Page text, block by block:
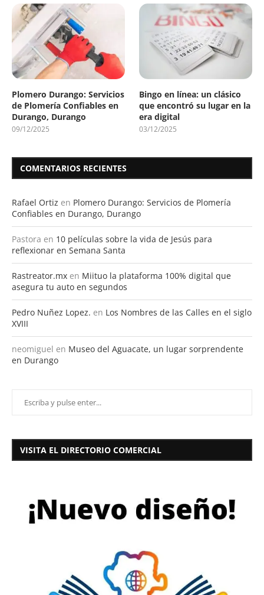
Plomero Durango: Servicios
de Plomería Confiables en
Durango, Durango
09/12/2025
Bingo en línea: un clásico
que encontró su lugar en la
era digital
03/12/2025
COMENTARIOS RECIENTES
Rafael Ortiz en Plomero Durango: Servicios de Plomería
Confiables en Durango, Durango
Pastora en 10 películas sobre la vida de Jesús para
reflexionar en Semana Santa
Rastreator.mx en Miituo la plataforma 100% digital que
asegura tu auto en segundos
Pedro Nuñez Lopez. en Los Nombres de las Calles en el siglo
XVIII
neomiguel en Museo del Aguacate, un lugar sorprendente
en Durango
VISITA EL DIRECTORIO COMERCIAL